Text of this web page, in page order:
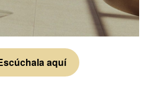
aquí